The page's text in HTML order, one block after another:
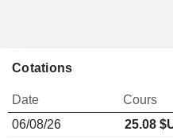
Cotations
Date Cours
06/08/26
25.08